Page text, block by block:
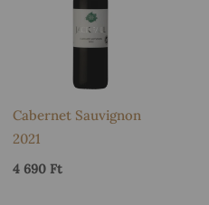
Cabernet Sauvignon
2021
4 690Ft